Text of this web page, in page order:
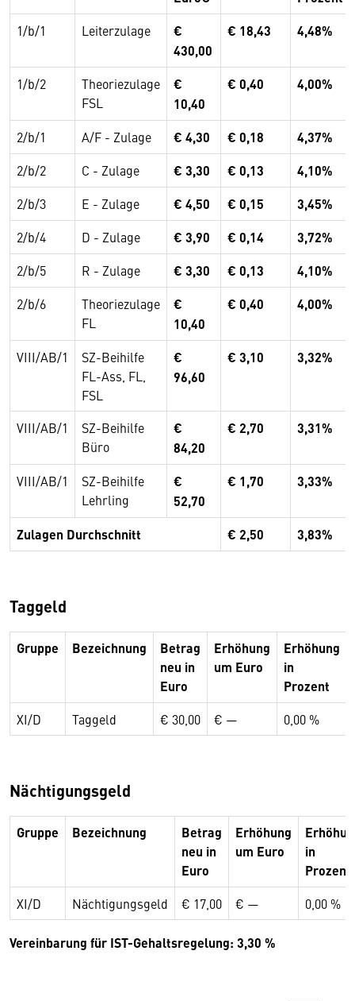
1/b/1 Leiterzulage
€
430,00
€ 18,43 4,48%
1/b/2
Theoriezulage
FSL
€
10,40
€ 0,40 4,00%
2/b/1 A/F - Zulage € 4,30 € 0,18 4,37%
2/b/2 C - Zulage € 3,30 € 0,13 4,10%
2/b/3 E - Zulage € 4,50 € 0,15 3,45%
2/b/4 D - Zulage € 3,90 € 0,14 3,72%
2/b/5 R - Zulage € 3,30 € 0,13 4,10%
2/b/6
Theoriezulage
FL
€
10,40
€ 0,40 4,00%
VIII/AB/1
SZ-Beihilfe
FL-Ass, FL,
FSL
€
96,60
€ 3,10 3,32%
VIII/AB/1
SZ-Beihilfe
Büro
€
84,20
€ 2,70 3,31%
VIII/AB/1
SZ-Beihilfe
Lehrling
€
52,70
€ 1,70 3,33%
Zulagen Durchschnitt € 2,50 3,83%
Taggeld
Gruppe Bezeichnung
Betrag
neu in
Euro
Erhöhung
um Euro
Erhöhung
in
Prozent
XI/D Taggeld € 30,00 € — 0,00 %
Nächtigungsgeld
Gruppe Bezeichnung
Betrag
neu in
Euro
Erhöhung
um Euro
in
Prozent
XI/D Nächtigungsgeld € 17,00 € — 0,00 %
Vereinbarung für IST-Gehaltsregelung: 3,30 %